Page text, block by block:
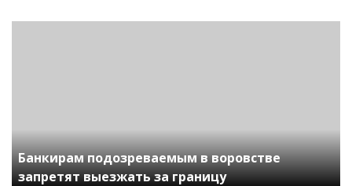
Банкирам подозреваемым в воровстве
запретят выезжать за границу